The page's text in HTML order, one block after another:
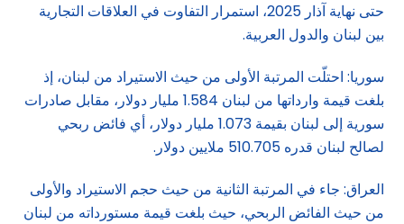
حتى نهاية آذار 2025، استمرار التفاوت في العلاقات التجارية
بين لبنان والدول العربية.
سوريا: احتلّت المرتبة الأولى من حيث الاستيراد من لبنان، إذ
بلغت قيمة وارداتها من لبنان 1.584 مليار دولار، مقابل صادرات
سورية إلى لبنان بقيمة 1.073 مليار دولار، أي فائض ربحي
لصالح لبنان قدره 510.705 ملايين دولار.
العراق: جاء في المرتبة الثانية من حيث حجم الاستيراد والأولى
من حيث الفائض الربحي، حيث بلغت قيمة مستورداته من لبنان